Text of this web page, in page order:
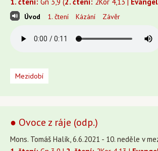
Úvod 1. čtení Kázání Závěr
Mezidobí
● Ovoce z ráje (odp.)
Mons. Tomáš Halík, 6.6.2021 - 10. neděle v